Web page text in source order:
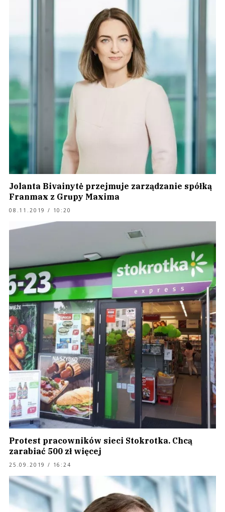
Jolanta Bivainytė przejmuje zarządzanie spółką
Franmax z Grupy Maxima
08.11.2019 / 10:20
Protest pracowników sieci Stokrotka. Chcą
zarabiać 500 zł więcej
25.09.2019 / 16:24